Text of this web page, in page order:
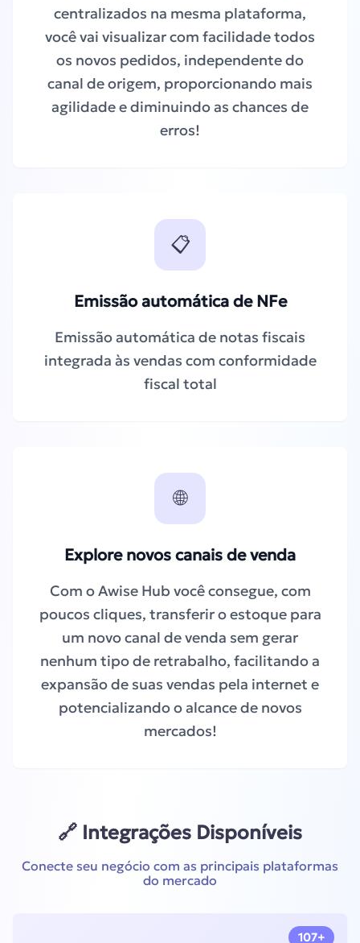
centralizados na mesma plataforma,
você vai visualizar com facilidade todos
os novos pedidos, independente do
canal de origem, proporcionando mais
agilidade e diminuindo as chances de
erros!
📋
Emissão automática de NFe
Emissão automática de notas fiscais
integrada às vendas com conformidade
fiscal total
🌐
Explore novos canais de venda
Com o Awise Hub você consegue, com
poucos cliques, transferir o estoque para
um novo canal de venda sem gerar
nenhum tipo de retrabalho, facilitando a
expansão de suas vendas pela internet e
potencializando o alcance de novos
mercados!
🔗 Integrações Disponíveis
Conecte seu negócio com as principais plataformas
do mercado
107+